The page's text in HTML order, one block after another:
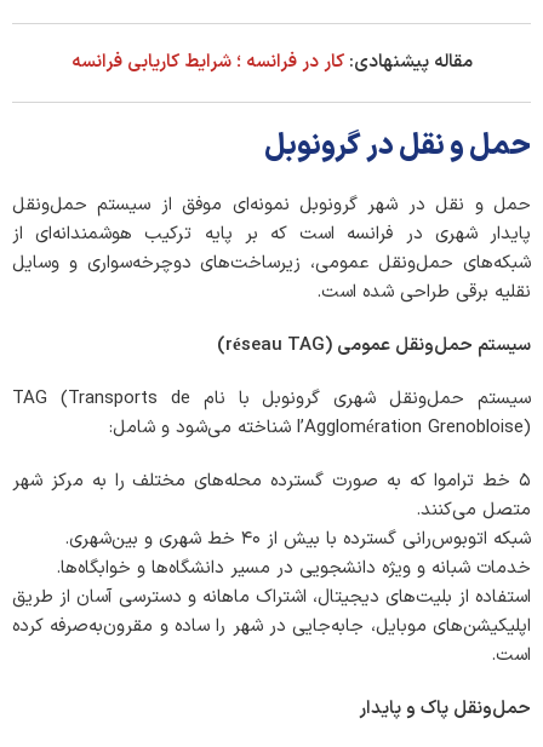
مقاله پیشنهادی:کار در فرانسه ؛ شرایط کاریابی فرانسه
حمل و نقل در گرونوبل
حمل‌ و نقل در شهر گرونوبل نمونه‌ای موفق از سیستم حمل‌ونقل
پایدار شهری در فرانسه است که بر پایه ترکیب هوشمندانه‌ای از
شبکه‌های حمل‌ونقل عمومی، زیرساخت‌های دوچرخه‌سواری و وسایل
نقلیه برقی طراحی شده است.
سیستم حمل‌ونقل عمومی (réseau TAG)
سیستم حمل‌ونقل شهری گرونوبل با نام TAG (Transports de
l’Agglomération Grenobloise) شناخته می‌شود و شامل:
۵ خط تراموا که به صورت گسترده محله‌های مختلف را به مرکز شهر
متصل می‌کنند.
شبکه اتوبوس‌رانی گسترده با بیش از ۴۰ خط شهری و بین‌شهری.
خدمات شبانه و ویژه دانشجویی در مسیر دانشگاه‌ها و خوابگاه‌ها.
استفاده از بلیت‌های دیجیتال، اشتراک ماهانه و دسترسی آسان از طریق
اپلیکیشن‌های موبایل، جابه‌جایی در شهر را ساده و مقرون‌به‌صرفه کرده
است.
حمل‌ونقل پاک و پایدار